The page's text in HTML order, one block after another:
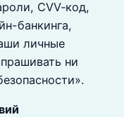
CVV‑код,
банкинга,
личные
ни